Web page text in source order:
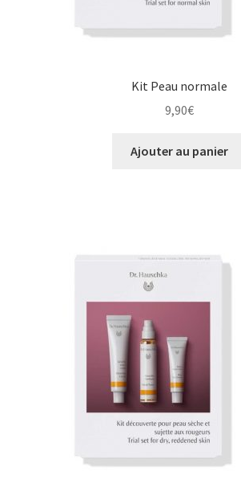
Kit Peau normale
9,90€
Ajouter au panier